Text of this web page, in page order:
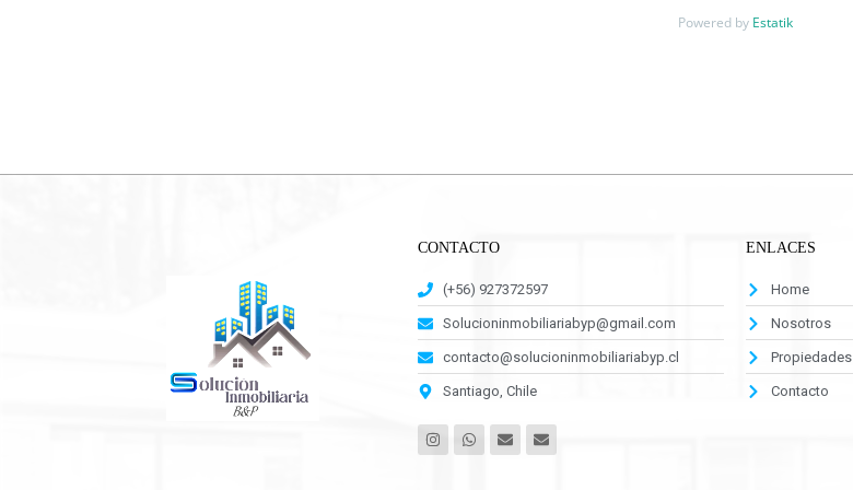
Powered by Estatik
CONTACTO
(+56) 927372597
Solucioninmobiliariabyp@gmail.com
contacto@solucioninmobiliariabyp.cl
Santiago, Chile
ENLACES
Home
Nosotros
Propiedades
Contacto